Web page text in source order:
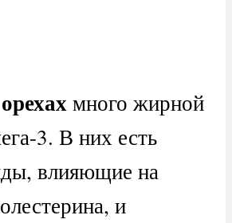
много жирной
3. В них есть
влияющие на
и